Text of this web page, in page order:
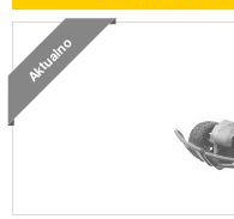
Aktualno